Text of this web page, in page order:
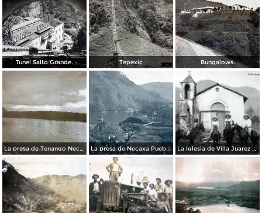
Tunel Salto Grande. Tepexic Bungalows.
La presa de Tenango Necaxa Puebla. La presa de Necaxa Puebla. La Iglesia de Villa Juarez Necaxa Puebla .